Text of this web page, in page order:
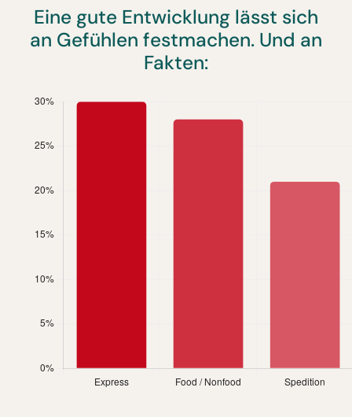
Eine gute Entwicklung lässt sich
an Gefühlen festmachen. Und an
Fakten: